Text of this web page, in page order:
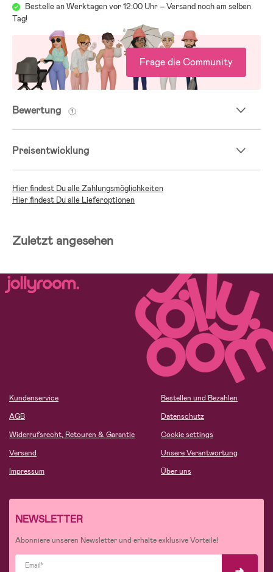
Bestelle an Werktagen vor 12:00 Uhr – Versand noch am selben
Tag!
Frage die Community
Bewertung
Preisentwicklung
Hier findest Du alle Zahlungsmöglichkeiten
Hier findest Du alle Lieferoptionen
Zuletzt angesehen
Kundenservice
AGB
Widerrufsrecht, Retouren & Garantie
Versand
Impressum
Bestellen und Bezahlen
Datenschutz
Cookie settings
Unsere Verantwortung
Über uns
NEWSLETTER
Abonniere unseren Newsletter und erhalte exklusive Vorteile!
Email*